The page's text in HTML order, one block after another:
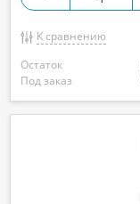
К сравнению
Остаток
Под заказ